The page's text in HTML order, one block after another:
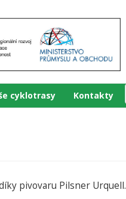
cyklotrasy
Kontakty
pivovaru Pilsner Urquell.